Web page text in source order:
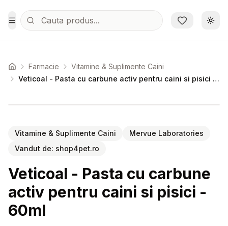
Sari la conținutul principal
Toggle Menu
Acasa Farmacie
Vitamine & Suplimente Caini
Veticoal - Pasta cu carbune activ pentru caini si pisici - 60ml
Vitamine & Suplimente Caini
Mervue Laboratories
Vandut de: shop4pet.ro
Veticoal - Pasta cu carbune
activ pentru caini si pisici -
60ml